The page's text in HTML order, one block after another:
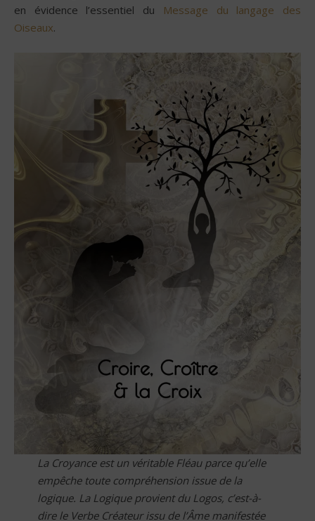
en évidence l’essentiel du
Message du langage des
Oiseaux.
La Croyance est un véritable Fléau parce qu’elle
empêche toute compréhension issue de la
logique. La Logique provient du Logos, c’est-à-
dire le Verbe Créateur issu de l’Âme manifestée